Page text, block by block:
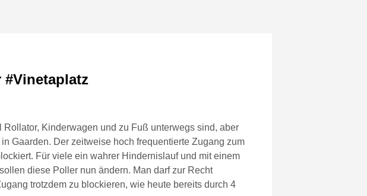
#Vinetaplatz
Kinderwagen und zu Fuß unterwegs sind, aber
Gaarden. Der zeitweise hoch frequentierte Zugang zum
Für viele ein wahrer Hindernislauf und mit einem
diese Poller nun ändern. Man darf zur Recht
trotzdem zu blockieren, wie heute bereits durch 4